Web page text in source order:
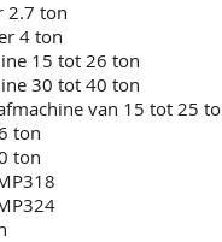
2.7 ton
4 ton
15 tot 26 ton
30 tot 40 ton
van 15 tot 25
ton
ton